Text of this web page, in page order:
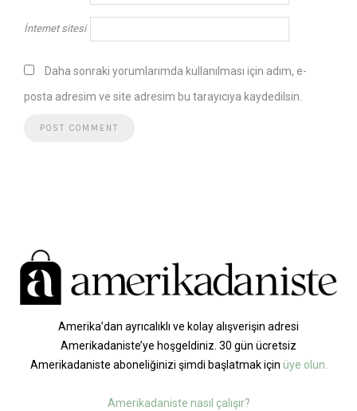
İnternet sitesi
Daha sonraki yorumlarımda kullanılması için adım, e-
posta adresim ve site adresim bu tarayıcıya kaydedilsin.
Amerika’dan ayrıcalıklı ve kolay alışverişin adresi
Amerikadaniste’ye hoşgeldiniz. 30 gün ücretsiz
Amerikadaniste aboneliğinizi şimdi başlatmak için üye olun.
Amerikadaniste nasıl çalışır?